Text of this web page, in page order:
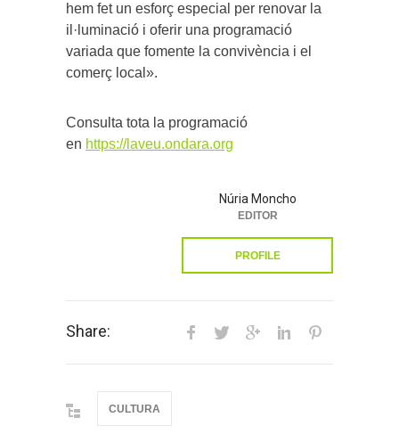
hem fet un esforç especial per renovar la
il·luminació i oferir una programació
variada que fomente la convivència i el
comerç local».
Consulta tota la programació
en https://laveu.ondara.org
Núria Moncho
EDITOR
PROFILE
Share:
CULTURA